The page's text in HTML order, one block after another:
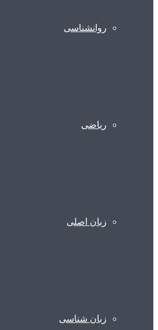
روانشناسی
ریاضی
زبان اصلی
زبان شناسی